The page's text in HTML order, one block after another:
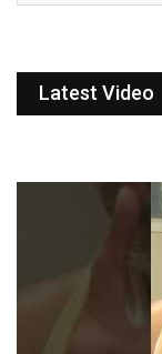
Latest Video